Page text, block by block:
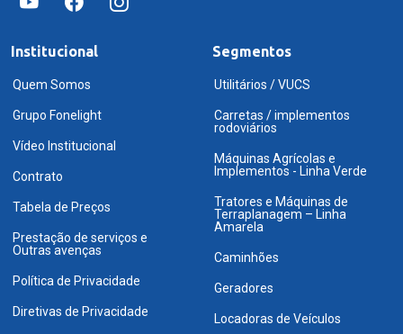
Institucional
Quem Somos
Grupo Fonelight
Vídeo Institucional
Contrato
Tabela de Preços
Prestação de serviços e
Outras avenças
Política de Privacidade
Diretivas de Privacidade
Segmentos
Utilitários / VUCS
Carretas / implementos
rodoviários
Máquinas Agrícolas e
Implementos - Linha Verde
Tratores e Máquinas de
Terraplanagem – Linha
Amarela
Caminhões
Geradores
Locadoras de Veículos